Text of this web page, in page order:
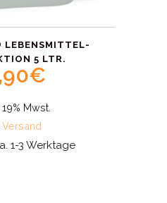
LEBENSMITTEL-
5 LTR.
€
Mwst.
Versand
1-3 Werktage